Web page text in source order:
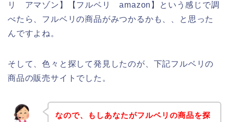
リ アマゾン】【フルベリ amazon】という感じで調
べたら、フルベリの商品がみつかるかも、、と思った
んですよね。
そして、色々と探して発見したのが、下記フルベリの
商品の販売サイトでした。
なので、もしあなたがフルベリの商品を探